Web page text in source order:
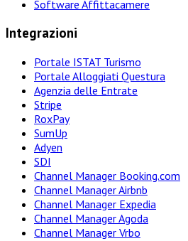
Software Affittacamere
Integrazioni
Portale ISTAT Turismo
Portale Alloggiati Questura
Agenzia delle Entrate
Stripe
RoxPay
SumUp
Adyen
SDI
Channel Manager Booking.com
Channel Manager Airbnb
Channel Manager Expedia
Channel Manager Agoda
Channel Manager Vrbo